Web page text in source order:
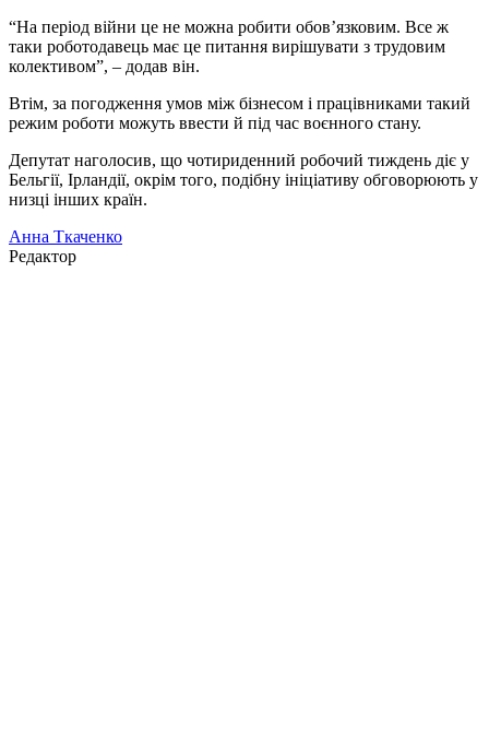
“На період війни це не можна робити обов’язковим. Все ж
таки роботодавець має це питання вирішувати з трудовим
колективом”, – додав він.
Втім, за погодження умов між бізнесом і працівниками такий
режим роботи можуть ввести й під час воєнного стану.
Депутат наголосив, що чотириденний робочий тиждень діє у
Бельгії, Ірландії, окрім того, подібну ініціативу обговорюють у
низці інших країн.
Анна Ткаченко
Редактор